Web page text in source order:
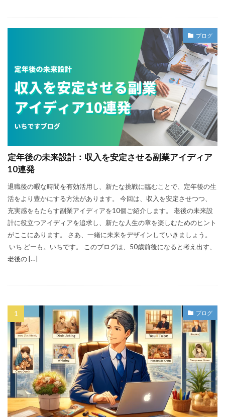
ブログ
定年後の未来設計：収入を安定させる副業アイディア
10連発
退職後の暇な時間を有効活用し、新たな挑戦に臨むことで、定年後の生
活をより豊かにする方法があります。 今回は、収入を安定させつつ、
充実感をもたらす副業アイディアを10個ご紹介します。 老後の未来設
計に役立つアイディアを追求し、新たな人生の章を楽しむためのヒント
がここにあります。 さあ、一緒に未来をデザインしていきましょう。
いち どーも。いちです。 このブログは、50歳前後になると考え出す、
老後の […]
ブログ